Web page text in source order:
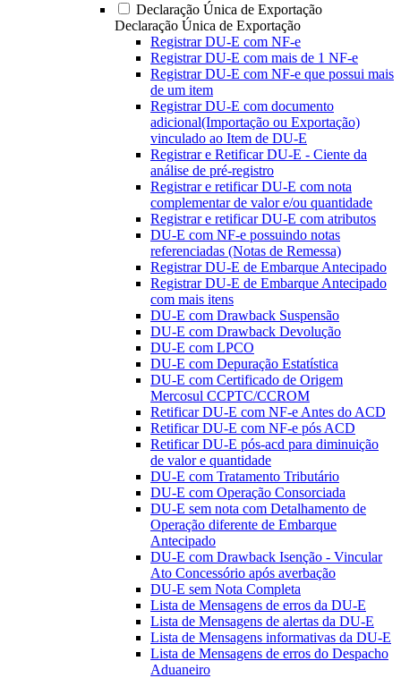
Declaração Única de Exportação
Declaração Única de Exportação
Registrar DU-E com NF-e
Registrar DU-E com mais de 1 NF-e
Registrar DU-E com NF-e que possui mais
de um item
Registrar DU-E com documento
adicional(Importação ou Exportação)
vinculado ao Item de DU-E
Registrar e Retificar DU-E - Ciente da
análise de pré-registro
Registrar e retificar DU-E com nota
complementar de valor e/ou quantidade
Registrar e retificar DU-E com atributos
DU-E com NF-e possuindo notas
referenciadas (Notas de Remessa)
Registrar DU-E de Embarque Antecipado
Registrar DU-E de Embarque Antecipado
com mais itens
DU-E com Drawback Suspensão
DU-E com Drawback Devolução
DU-E com LPCO
DU-E com Depuração Estatística
DU-E com Certificado de Origem
Mercosul CCPTC/CCROM
Retificar DU-E com NF-e Antes do ACD
Retificar DU-E com NF-e pós ACD
Retificar DU-E pós-acd para diminuição
de valor e quantidade
DU-E com Tratamento Tributário
DU-E com Operação Consorciada
DU-E sem nota com Detalhamento de
Operação diferente de Embarque
Antecipado
DU-E com Drawback Isenção - Vincular
Ato Concessório após averbação
DU-E sem Nota Completa
Lista de Mensagens de erros da DU-E
Lista de Mensagens de alertas da DU-E
Lista de Mensagens informativas da DU-E
Lista de Mensagens de erros do Despacho
Aduaneiro